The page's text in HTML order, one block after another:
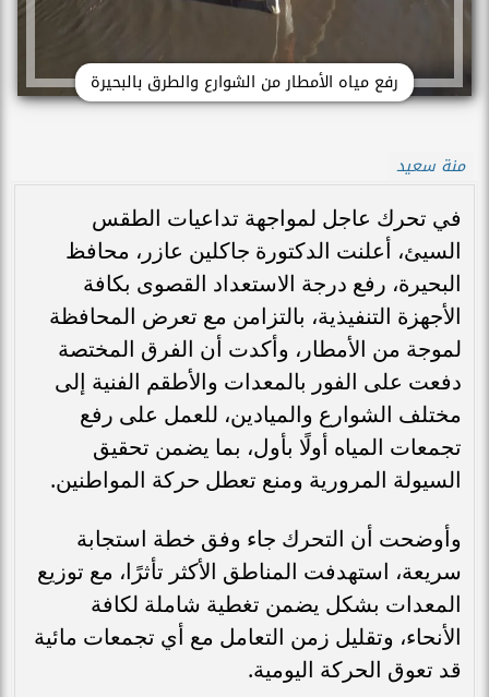
رفع مياه الأمطار من الشوارع والطرق بالبحيرة
منة سعيد
في تحرك عاجل لمواجهة تداعيات الطقس
السيئ، أعلنت الدكتورة جاكلين عازر، محافظ
البحيرة، رفع درجة الاستعداد القصوى بكافة
الأجهزة التنفيذية، بالتزامن مع تعرض المحافظة
لموجة من الأمطار، وأكدت أن الفرق المختصة
دفعت على الفور بالمعدات والأطقم الفنية إلى
مختلف الشوارع والميادين، للعمل على رفع
تجمعات المياه أولًا بأول، بما يضمن تحقيق
السيولة المرورية ومنع تعطل حركة المواطنين.
وأوضحت أن التحرك جاء وفق خطة استجابة
سريعة، استهدفت المناطق الأكثر تأثرًا، مع توزيع
المعدات بشكل يضمن تغطية شاملة لكافة
الأنحاء، وتقليل زمن التعامل مع أي تجمعات مائية
قد تعوق الحركة اليومية.